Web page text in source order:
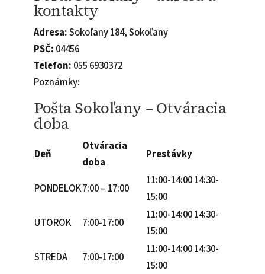
kontakty
Adresa:Sokoľany 184, Sokoľany
PSČ: 04456
Telefon: 055 6930372
Poznámky:
Pošta Sokoľany – Otváracia
doba
Deň
Otváracia
doba
Prestávky
PONDELOK7:00 – 17:00
11:00-14:00 14:30-
15:00
UTOROK
7:00-17:00
11:00-14:00 14:30-
15:00
STREDA
7:00-17:00
11:00-14:00 14:30-
15:00